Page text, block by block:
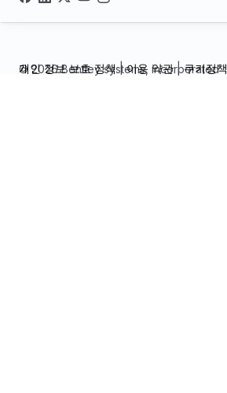
© 2026 Bentley systems, incorporated
개인 정보 보호 정책|이용 약관|쿠키정책